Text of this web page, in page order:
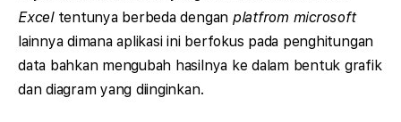
Excel tentunya berbeda dengan platfrom microsoft
lainnya dimana aplikasi ini berfokus pada penghitungan
data bahkan mengubah hasilnya ke dalam bentuk grafik
dan diagram yang diinginkan.